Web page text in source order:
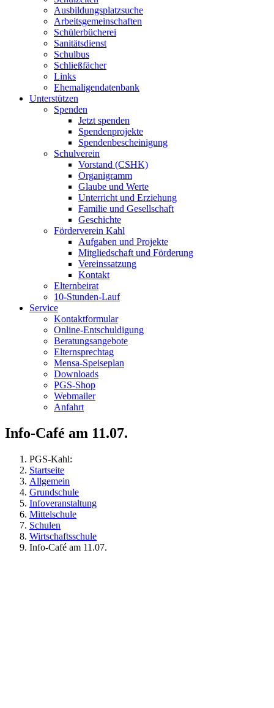
Ausbildungsplatzsuche
Arbeitsgemeinschaften
Schülerbücherei
Sanitätsdienst
Schulbus
Schließfächer
Links
Ehemaligendatenbank
Unterstützen
Spenden
Jetzt spenden
Spendenprojekte
Spendenbescheinigung
Schulverein
Vorstand (CSHK)
Organigramm
Glaube und Werte
Unterricht und Erziehung
Familie und Gesellschaft
Geschichte
Förderverein Kahl
Aufgaben und Projekte
Mitgliedschaft und Förderung
Vereinssatzung
Kontakt
Elternbeirat
10-Stunden-Lauf
Service
Kontaktformular
Online-Entschuldigung
Beratungsangebote
Elternsprechtag
Mensa-Speiseplan
Downloads
PGS-Shop
Webmailer
Anfahrt
Info-Café am 11.07.
PGS-Kahl:
Startseite
Allgemein
Grundschule
Infoveranstaltung
Mittelschule
Schulen
Wirtschaftsschule
Info-Café am 11.07.